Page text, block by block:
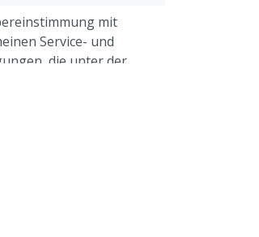
mit
Service- und
die unter der